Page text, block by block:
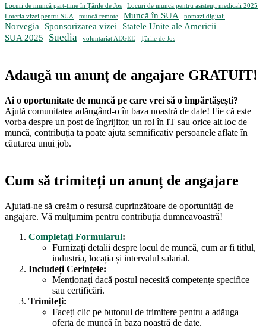
Locuri de muncă part-time în Țările de Jos
Locuri de muncă pentru asistenți medicali 2025
Loteria vizei pentru SUA
muncă remote Muncă în SUA nomazi digitali
Norvegia Sponsorizarea vizei
Statele Unite ale Americii
SUA 2025
Suedia voluntariat AEGEE Țările de Jos
Adaugă un anunț de angajare GRATUIT!
Ai o oportunitate de muncă pe care vrei să o împărtășești?
Ajută comunitatea adăugând-o în baza noastră de date! Fie că este
vorba despre un post de îngrijitor, un rol în IT sau orice alt loc de
muncă, contribuția ta poate ajuta semnificativ persoanele aflate în
căutarea unui job.
Cum să trimiteți un anunț de angajare
Ajutați-ne să creăm o resursă cuprinzătoare de oportunități de
angajare. Vă mulțumim pentru contribuția dumneavoastră!
Completați Formularul:
Furnizați detalii despre locul de muncă, cum ar fi titlul,
industria, locația și intervalul salarial.
Includeți Cerințele:
Menționați dacă postul necesită competențe specifice
sau certificări.
Trimiteți:
Faceți clic pe butonul de trimitere pentru a adăuga
oferta de muncă în baza noastră de date.